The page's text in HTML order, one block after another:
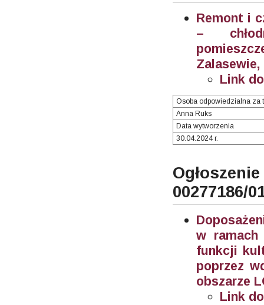
Remont i
–
Link
Osoba odpowiedzialna za
Anna Ruks
Data wytworzenia
30.04.2024 r.
00277186/
w ramach
funkcji
poprzez
obszarze
Link